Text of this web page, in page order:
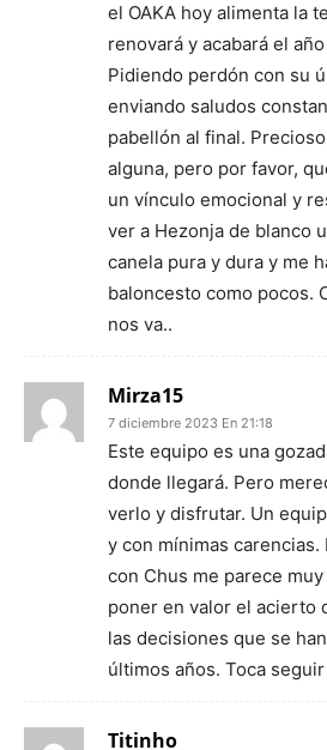
el OAKA hoy alimenta la
renovará y acabará el
Pidiendo perdón con su
enviando saludos
pabellón al final.
alguna, pero por favor,
un vínculo emocional y
ver a Hezonja de blanco
canela pura y dura y me
baloncesto como pocos.
nos va..
Mirza15
7 diciembre 2023 En 21:18
Este equipo es una
donde llegará. Pero
verlo y disfrutar. Un
y con mínimas carencias.
con Chus me parece
poner en valor el acierto
las decisiones que se
últimos años. Toca
Titinho